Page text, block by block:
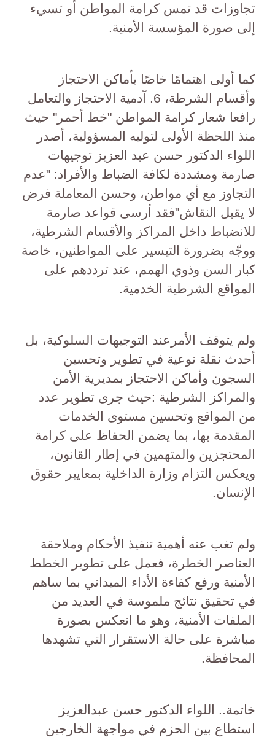
تجاوزات قد تمس كرامة المواطن أو تسيء
إلى صورة المؤسسة الأمنية.
كما أولى اهتمامًا خاصًا بأماكن الاحتجاز
وأقسام الشرطة، 6. آدمية الاحتجاز والتعامل
رافعا شعار كرامة المواطن "خط أحمر" حيث
منذ اللحظة الأولى لتوليه المسؤولية، أصدر
اللواء الدكتور حسن عبد العزيز توجيهات
صارمة ومشددة لكافة الضباط والأفراد: "عدم
التجاوز مع أي مواطن، وحسن المعاملة فرض
لا يقبل النقاش"فقد أرسى قواعد صارمة
للانضباط داخل المراكز والأقسام الشرطية،
ووجّه بضرورة التيسير على المواطنين، خاصة
كبار السن وذوي الهمم، عند ترددهم على
المواقع الشرطية الخدمية.
ولم يتوقف الأمرعند التوجيهات السلوكية، بل
أحدث نقلة نوعية في تطوير وتحسين
السجون وأماكن الاحتجاز بمديرية الأمن
والمراكز الشرطية :حيث جرى تطوير عدد
من المواقع وتحسين مستوى الخدمات
المقدمة بها، بما يضمن الحفاظ على كرامة
المحتجزين والمتهمين في إطار القانون،
ويعكس التزام وزارة الداخلية بمعايير حقوق
الإنسان.
ولم تغب عنه أهمية تنفيذ الأحكام وملاحقة
العناصر الخطرة، فعمل على تطوير الخطط
الأمنية ورفع كفاءة الأداء الميداني بما ساهم
في تحقيق نتائج ملموسة في العديد من
الملفات الأمنية، وهو ما انعكس بصورة
مباشرة على حالة الاستقرار التي تشهدها
المحافظة.
خاتمة.. اللواء الدكتور حسن عبدالعزيز
استطاع بين الحزم في مواجهة الخارجين